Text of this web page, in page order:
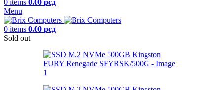
0 items 0.00 рсд
Menu
0 items 0.00 рсд
Sold out